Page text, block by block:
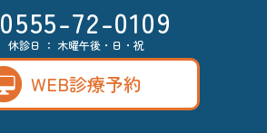
0555-72-0109
休診日 ： 木曜午後・日・祝
WEB診療予約